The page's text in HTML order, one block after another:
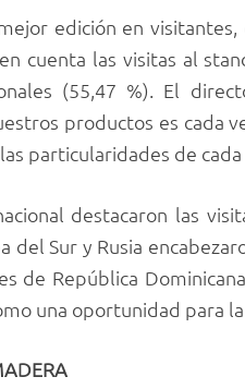
edición en
cuenta las visitas al
(55,47 %). El
productos es cada
particularidades de cada
destacaron las
del Sur y Rusia
de República
una oportunidad para